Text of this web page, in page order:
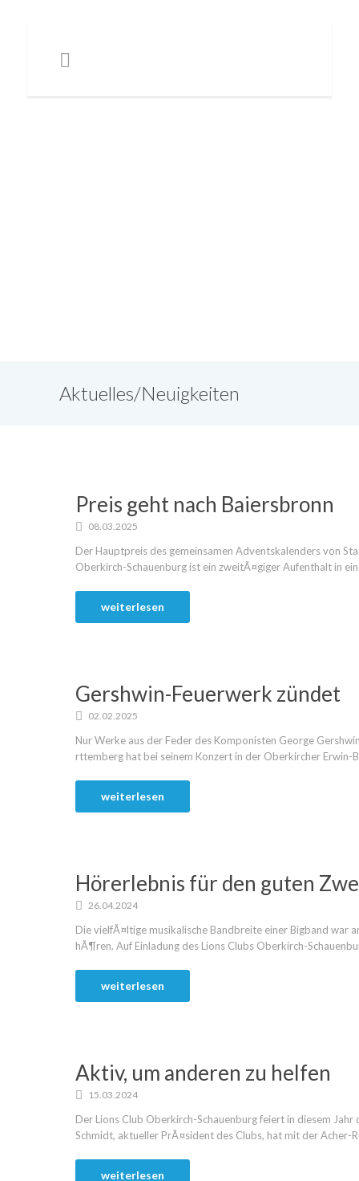
Aktuelles/Neuigkeiten
Preis geht nach Baiersbronn
08.03.2025
Der Hauptpreis des gemeinsamen Adventskalenders von
Oberkirch-Schauenburg ist ein zweitÃ¤giger Aufenthalt in
weiterlesen
Gershwin-Feuerwerk zündet
02.02.2025
Nur Werke aus der Feder des Komponisten George
rttemberg hat bei seinem Konzert in der Oberkircher Erwin-
weiterlesen
Hörerlebnis für den guten
26.04.2024
Die vielfÃ¤ltige musikalische Bandbreite einer Bigband war
hÃ¶ren. Auf Einladung des Lions Clubs Oberkirch-
weiterlesen
Aktiv, um anderen zu helfen
15.03.2024
Der Lions Club Oberkirch-Schauenburg feiert in diesem
Schmidt, aktueller PrÃ¤sident des Clubs, hat mit der Acher-
weiterlesen